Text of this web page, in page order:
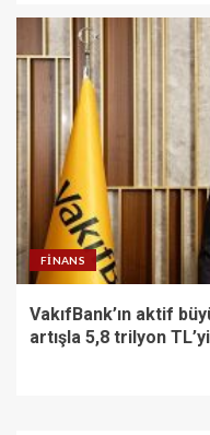
FINANS
VakıfBank’ın aktif
artışla 5,8 trilyon